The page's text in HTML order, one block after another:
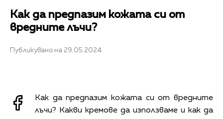
Как да предпазим кожата си от
вредните лъчи?
Публикувано на 29.05.2024
Как да предпазим кожата си от вредните
лъчи? Какви кремове да използваме и как да